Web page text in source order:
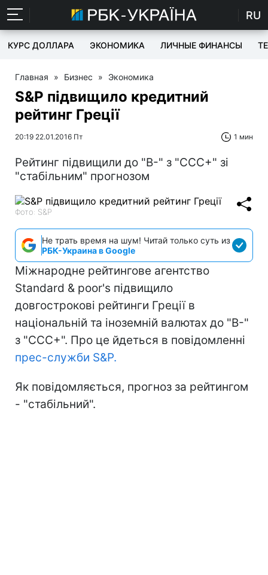
RU
КУРС ДОЛЛАРА ЭКОНОМИКА ЛИЧНЫЕ ФИНАНСЫ
Главная » Бизнес » Экономика
S&P підвищило кредитний
рейтинг Греції
20:19 22.01.2016 Пт 1 мин
Рейтинг підвищили до "B-" з "CCC+" зі
"стабільним" прогнозом
Фото: S&P
Не трать время на шум! Читай только суть из
РБК-Украина в Google
Міжнародне рейтингове агентство
Standard & poor's підвищило
довгострокові рейтинги Греції в
національній та іноземній валютах до "B-"
з "CCC+". Про це йдеться в повідомленні
прес-служби S&P.
Як повідомляється, прогноз за рейтингом
- "стабільний".